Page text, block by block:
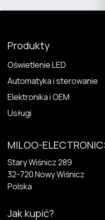
Produkty
Oświetlenie LED
Automatyka i sterowanie
Elektronika i OEM
Usługi
MILOO-
Stary Wiśnicz 289
32-720 N​owy Wiśnicz
Polska
Jak kupić?